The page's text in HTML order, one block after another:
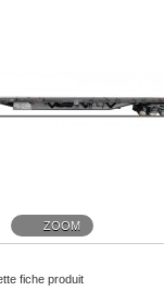
ZOOM
fiche produit